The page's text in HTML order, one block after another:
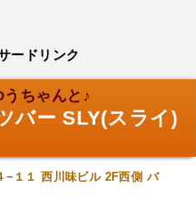
ードリンク
ちゃんと♪
バー SLY(スライ)
−１１ 西川味ビル 2F西側 バ